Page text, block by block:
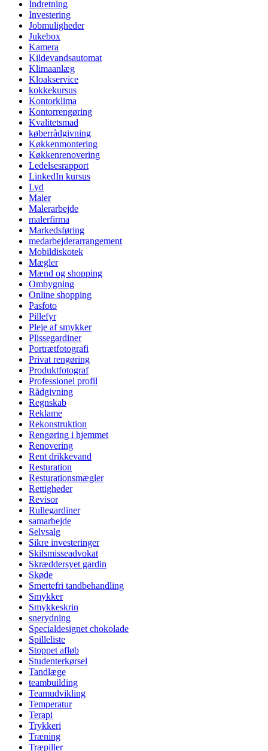
Indretning
Investering
Jobmuligheder
Jukebox
Kamera
Kildevandsautomat
Klimaanlæg
Kloakservice
kokkekursus
Kontorklima
Kontorrengøring
Kvalitetsmad
køberrådgivning
Køkkenmontering
Køkkenrenovering
Ledelsesrapport
LinkedIn kursus
Lyd
Maler
Malerarbejde
malerfirma
Markedsføring
medarbejderarrangement
Mobildiskotek
Mægler
Mænd og shopping
Ombygning
Online shopping
Pasfoto
Pillefyr
Pleje af smykker
Plissegardiner
Portrætfotografi
Privat rengøring
Produktfotograf
Professionel profil
Rådgivning
Regnskab
Reklame
Rekonstruktion
Rengøring i hjemmet
Renovering
Rent drikkevand
Resturation
Resturationsmægler
Rettigheder
Revisor
Rullegardiner
samarbejde
Selvsalg
Sikre investeringer
Skilsmisseadvokat
Skræddersyet gardin
Skøde
Smertefri tandbehandling
Smykker
Smykkeskrin
snerydning
Specialdesignet chokolade
Spilleliste
Stoppet afløb
Studenterkørsel
Tandlæge
teambuilding
Teamudvikling
Temperatur
Terapi
Trykkeri
Træning
Træpiller